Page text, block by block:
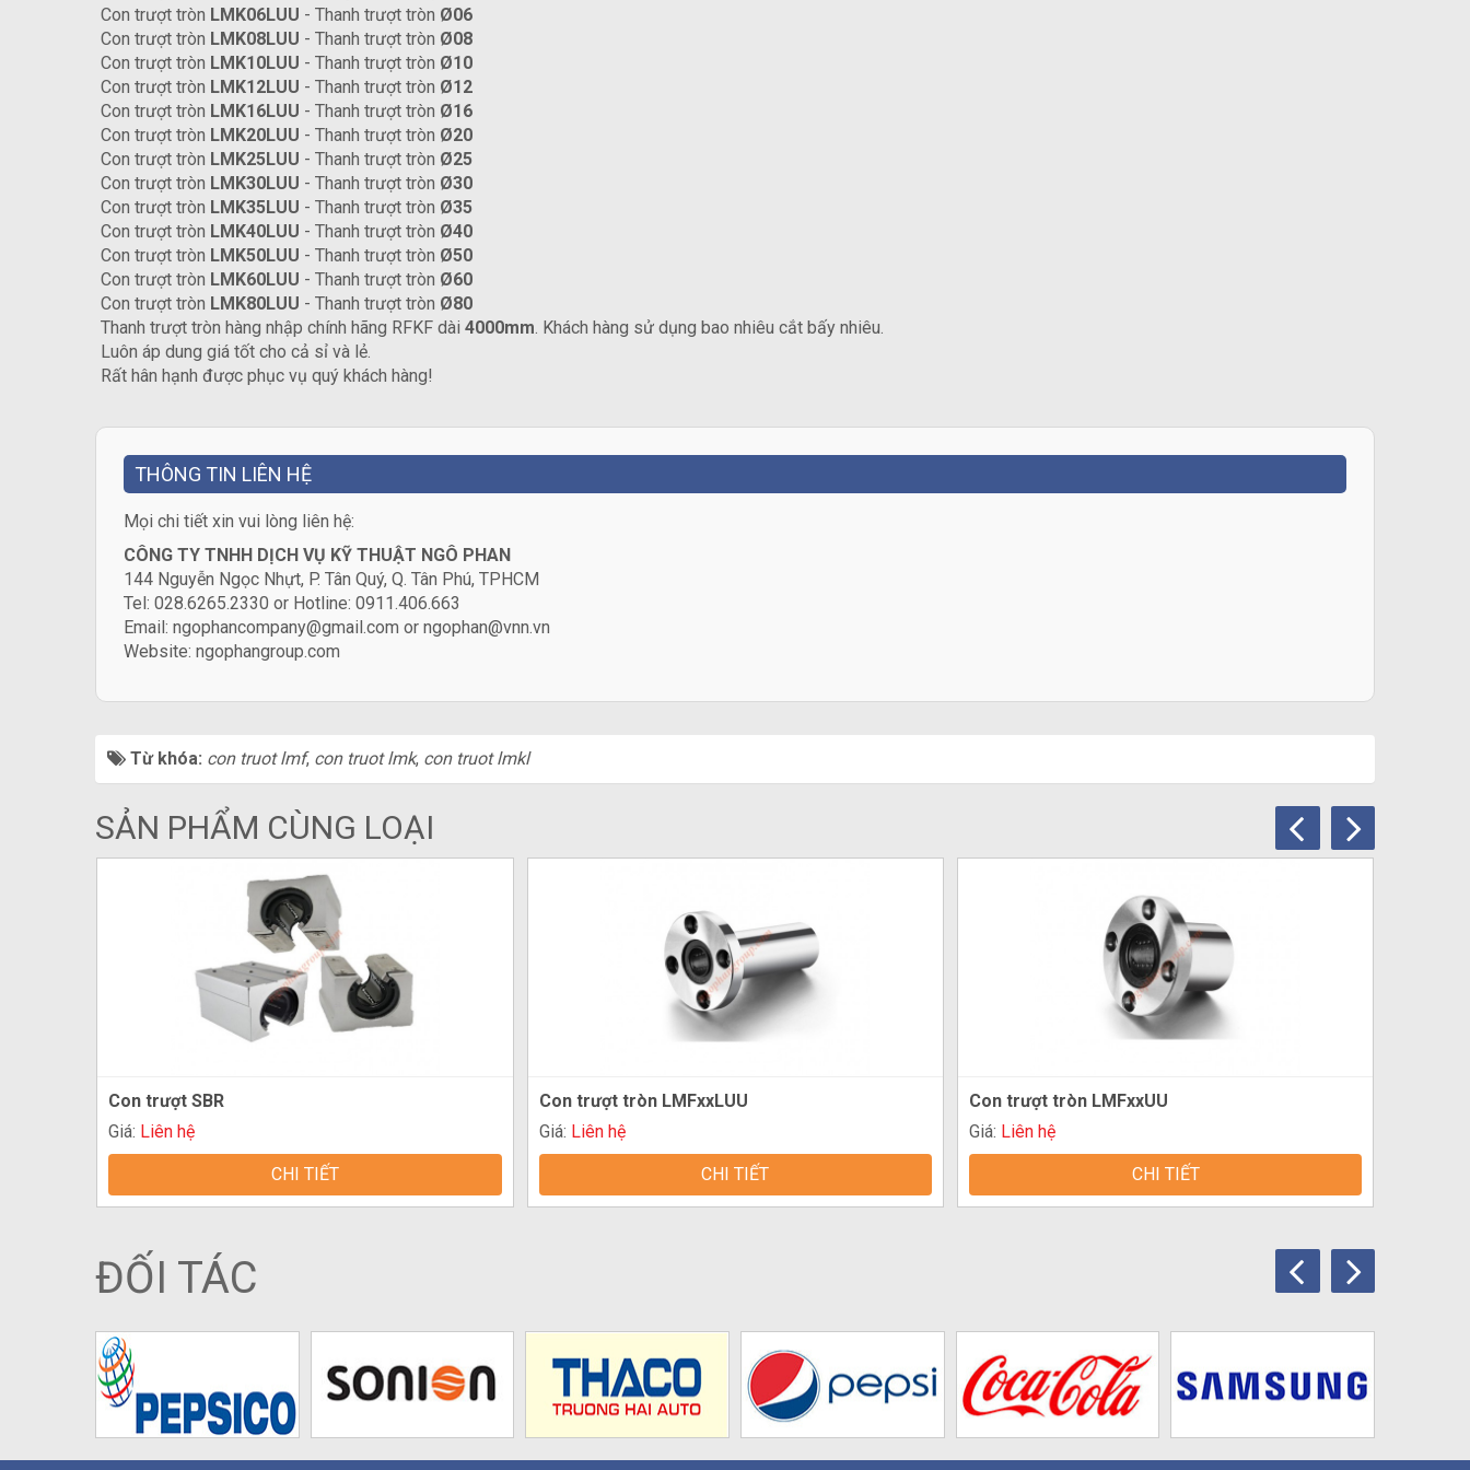
Con trượt tròn LMK06LUU - Thanh trượt tròn Ø06
Con trượt tròn LMK08LUU - Thanh trượt tròn Ø08
Con trượt tròn LMK10LUU - Thanh trượt tròn Ø10
Con trượt tròn LMK12LUU - Thanh trượt tròn Ø12
Con trượt tròn LMK16LUU - Thanh trượt tròn Ø16
Con trượt tròn LMK20LUU - Thanh trượt tròn Ø20
Con trượt tròn LMK25LUU - Thanh trượt tròn Ø25
Con trượt tròn LMK30LUU - Thanh trượt tròn Ø30
Con trượt tròn LMK35LUU - Thanh trượt tròn Ø35
Con trượt tròn LMK40LUU - Thanh trượt tròn Ø40
Con trượt tròn LMK50LUU - Thanh trượt tròn Ø50
Con trượt tròn LMK60LUU - Thanh trượt tròn Ø60
Con trượt tròn LMK80LUU - Thanh trượt tròn Ø80
Thanh trượt tròn hàng nhập chính hãng RFKF dài 4000mm . Khách hàng sử dụng bao nhiêu cắt bấy nhiêu.
Luôn áp dung giá tốt cho cả sỉ và lẻ.
Rất hân hạnh được phục vụ quý khách hàng!
THÔNG TIN LIÊN HỆ
​Mọi chi tiết xin vui lòng liên hệ:
CÔNG TY TNHH DỊCH VỤ KỸ THUẬT NGÔ PHAN
144 Nguyễn Ngọc Nhựt, P. Tân Quý, Q. Tân Phú, TPHCM
Tel: 028.6265.2330 or Hotline: 0911.406.663
Email: ngophancompany@gmail.com or ngophan@vnn.vn
Website: ngophangroup.com
Từ khóa: con truot lmf, con truot lmk, con truot lmkl
SẢN PHẨM CÙNG LOẠI
Con trượt SBR
Giá: Liên hệ
CHI TIẾT
Con trượt tròn LMFxxLUU
Giá: Liên hệ
CHI TIẾT
Con trượt tròn LMFxxUU
Giá: Liên hệ
CHI TIẾT
ĐỐI TÁC